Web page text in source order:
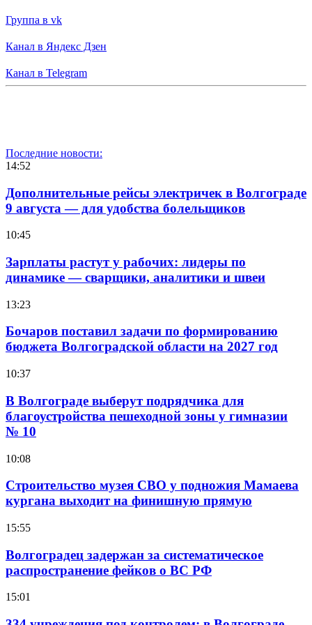
Группа в vk
Канал в Яндекс Дзен
Канал в Telegram
Последние новости:
14:52
Дополнительные рейсы электричек в Волгограде
9 августа — для удобства болельщиков
10:45
Зарплаты растут у рабочих: лидеры по
динамике — сварщики, аналитики и швеи
13:23
Бочаров поставил задачи по формированию
бюджета Волгоградской области на 2027 год
10:37
В Волгограде выберут подрядчика для
благоустройства пешеходной зоны у гимназии
№ 10
10:08
Строительство музея СВО у подножия Мамаева
кургана выходит на финишную прямую
15:55
Волгоградец задержан за систематическое
распространение фейков о ВС РФ
15:01